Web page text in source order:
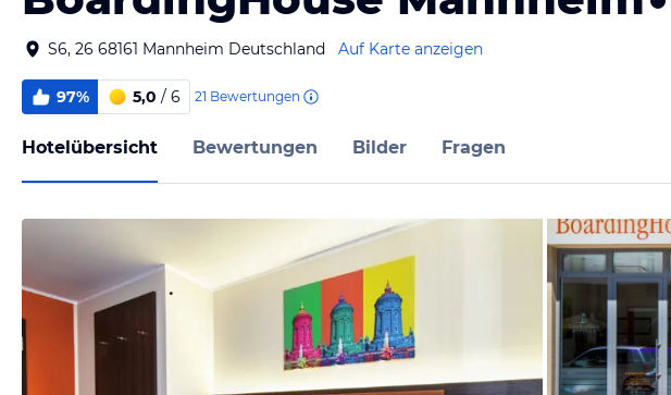
S6, 26 68161 Mannheim Deutschland Auf Karte anzeigen
97% 5,0 / 6 21 Bewertungen
Hotelübersicht Bewertungen Bilder Fragen